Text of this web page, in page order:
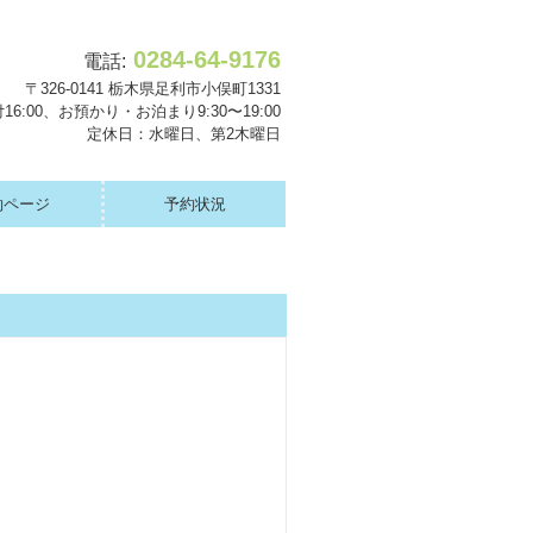
電話: 0284-64-9176
〒326-0141 栃木県足利市小俣町1331
、お預かり・お泊まり9:30〜19:00
定休日：水曜日、第2木曜日
ージ 予約状況